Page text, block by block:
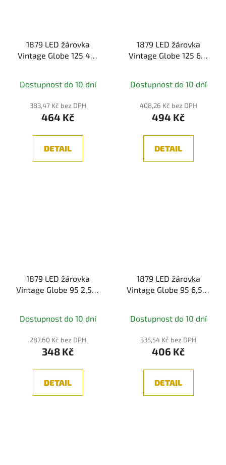
1879 LED žárovka
Vintage Globe 125 4W
Dostupnost do 10 dní
383,47 Kč bez DPH
464 Kč
DETAIL
1879 LED žárovka
Vintage Globe 125 6W
Dostupnost do 10 dní
408,26 Kč bez DPH
494 Kč
DETAIL
1879 LED žárovka
Vintage Globe 95 2,5W
Dostupnost do 10 dní
287,60 Kč bez DPH
348 Kč
DETAIL
1879 LED žárovka
Vintage Globe 95 6,5W
Dostupnost do 10 dní
335,54 Kč bez DPH
406 Kč
DETAIL